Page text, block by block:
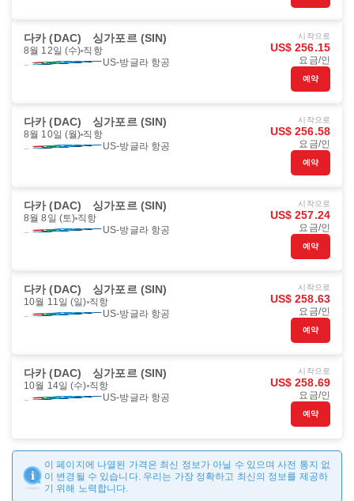
다카 (DAC) 싱가포르 (SIN)
8월 12일 (수) 직항
US-방글라 항공
시작으로
US$ 256.15
요금/인
예약
다카 (DAC) 싱가포르 (SIN)
8월 10일 (월) 직항
US-방글라 항공
시작으로
US$ 256.58
요금/인
예약
다카 (DAC) 싱가포르 (SIN)
8월 8일 (토) 직항
US-방글라 항공
시작으로
US$ 257.24
요금/인
예약
다카 (DAC) 싱가포르 (SIN)
10월 11일 (일) 직항
US-방글라 항공
시작으로
US$ 258.63
요금/인
예약
다카 (DAC) 싱가포르 (SIN)
10월 14일 (수) 직항
US-방글라 항공
시작으로
US$ 258.69
요금/인
예약
이 페이지에 나열된 가격은 최신 정보가 아닐 수 있으며 사전 통지 없
이 변경될 수 있습니다. 우리는 가장 정확하고 최신의 정보를 제공하
기 위해 노력합니다.